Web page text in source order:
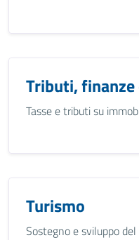
Tributi,
Tasse e tributi su
Turismo
Sostegno e sviluppo